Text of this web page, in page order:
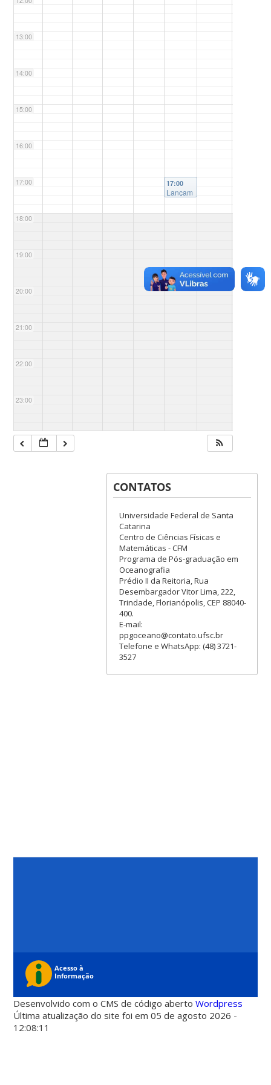
13:00
14:00
15:00
16:00
17:00
18:00
19:00
20:00
21:00
22:00
23:00
17:00
Lançam
CONTATOS
Universidade Federal de Santa
Catarina
Centro de Ciências Físicas e
Matemáticas - CFM
Programa de Pós-graduação em
Oceanografia
Prédio II da Reitoria, Rua
Desembargador Vitor Lima, 222,
Trindade, Florianópolis, CEP 88040-
400.
E-mail:
ppgoceano@contato.ufsc.br
Telefone e WhatsApp: (48) 3721-
3527
Desenvolvido com o CMS de código abertoWordpress
Última atualização do site foi em 05 de agosto 2026 -
12:08:11